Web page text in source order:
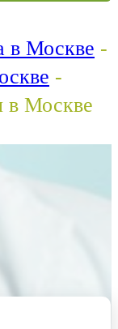
в Москве -
-
в Москве